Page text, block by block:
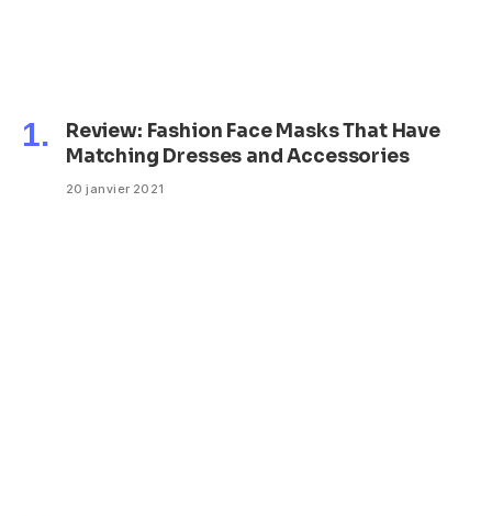
Review: Fashion Face Masks That Have
Matching Dresses and Accessories
20 janvier 2021